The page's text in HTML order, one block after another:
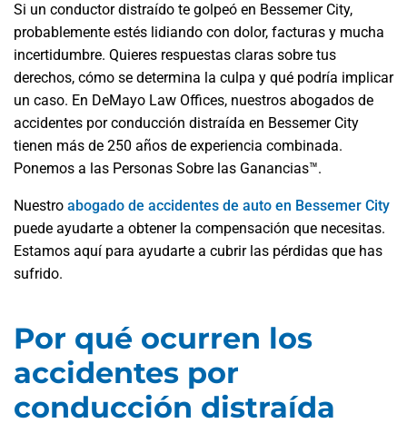
Si un conductor distraído te golpeó en Bessemer City,
probablemente estés lidiando con dolor, facturas y mucha
incertidumbre. Quieres respuestas claras sobre tus
derechos, cómo se determina la culpa y qué podría implicar
un caso. En DeMayo Law Offices, nuestros abogados de
accidentes por conducción distraída en Bessemer City
tienen más de 250 años de experiencia combinada.
Ponemos a las Personas Sobre las Ganancias™.
Nuestro abogado de accidentes de auto en Bessemer City
puede ayudarte a obtener la compensación que necesitas.
Estamos aquí para ayudarte a cubrir las pérdidas que has
sufrido.
Por qué ocurren los
accidentes por
conducción distraída